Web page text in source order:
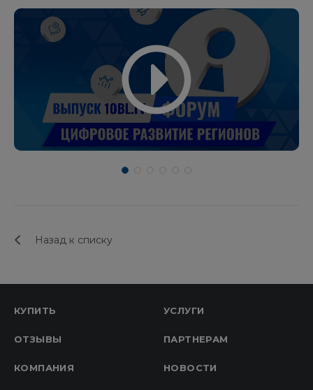
Назад к списку
КУПИТЬ УСЛУГИ
ОТЗЫВЫ ПАРТНЕРАМ
КОМПАНИЯ НОВОСТИ